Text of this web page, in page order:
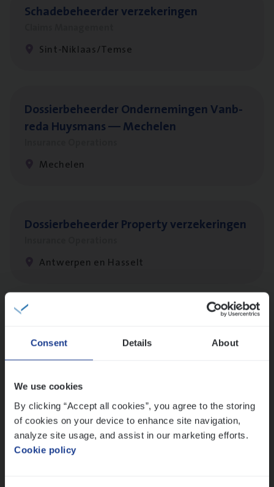
Consent Details About
We use cookies
By clicking “Accept all cookies”, you agree to the storing
of cookies on your device to enhance site navigation,
analyze site usage, and assist in our marketing efforts.
Cookie policy
Scha­de­be­heer­der verzekeringen
Sint-Niklaas/Temse
Dos­sier­be­heer­der Onder­ne­min­gen Van­b­
re­da Huys­mans — Mechelen
Mechelen
Dos­sier­be­heer­der Pro­per­ty verzekeringen
Antwerpen en Hasselt
Insurance Operations
Antwerpen
Busi­ness Mana­ger Mari­ne Cargo
People Management, Sales Management
Antwerpen